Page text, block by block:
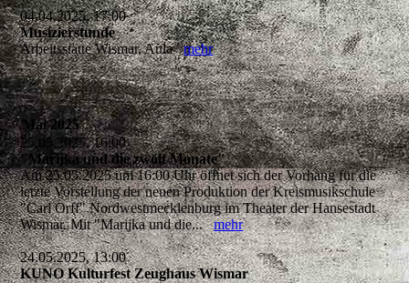
04.04.2025, 17:00
Musizierstunde
Arbeitsstätte Wismar, Aulamehr
Mai 2025
25.05.2025, 16:00
"Marijka und die zwölf Monate"
Am 25.05.2025 um 16:00 Uhr öffnet sich der Vorhang für die
letzte Vorstellung der neuen Produktion der Kreismusikschule
"Carl Orff" Nordwestmecklenburg im Theater der Hansestadt
Wismar. Mit "Marijka und die...mehr
24.05.2025, 13:00
KUNO Kulturfest Zeughaus Wismar